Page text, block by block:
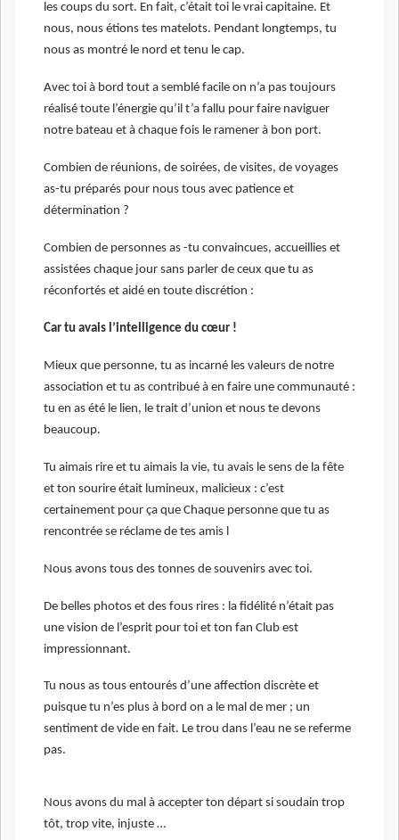
les coups du sort. En fait, c’était toi le vrai capitaine. Et
nous, nous étions tes matelots. Pendant longtemps, tu
nous as montré le nord et tenu le cap.
Avec toi à bord tout a semblé facile on n’a pas toujours
réalisé toute l’énergie qu’il t’a fallu pour faire naviguer
notre bateau et à chaque fois le ramener à bon port.
Combien de réunions, de soirées, de visites, de voyages
as-tu préparés pour nous tous avec patience et
détermination ?
Combien de personnes as -tu convaincues, accueillies et
assistées chaque jour sans parler de ceux que tu as
réconfortés et aidé en toute discrétion :
Car tu avais l’intelligence du cœur !
Mieux que personne, tu as incarné les valeurs de notre
association et tu as contribué à en faire une communauté :
tu en as été le lien, le trait d’union et nous te devons
beaucoup.
Tu aimais rire et tu aimais la vie, tu avais le sens de la fête
et ton sourire était lumineux, malicieux : c’est
certainement pour ça que Chaque personne que tu as
rencontrée se réclame de tes amis l
Nous avons tous des tonnes de souvenirs avec toi.
De belles photos et des fous rires : la fidélité n’était pas
une vision de l’esprit pour toi et ton fan Club est
impressionnant.
Tu nous as tous entourés d’une affection discrète et
puisque tu n’es plus à bord on a le mal de mer ; un
sentiment de vide en fait. Le trou dans l’eau ne se referme
pas.
Nous avons du mal à accepter ton départ si soudain trop
tôt, trop vite, injuste …